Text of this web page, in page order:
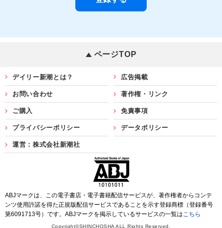
ページTOP
デイリー新潮とは？ 広告掲載
お問い合わせ 著作権・リンク
ご購入 免責事項
プライバシーポリシー データポリシー
運営：株式会社新潮社
ABJマークは、この電子書店・電子書籍配信サービスが、著作権者からコンテ
ンツ使用許諾を得た正規版配信サービスであることを示す登録商標（登録番号
第6091713号）です。ABJマークを掲示しているサービスの一覧はこちら
Copyright©SHINCHOSHA ALL Rights Reserved.